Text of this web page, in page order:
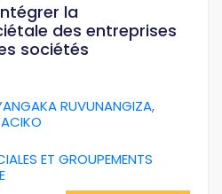
la
des entreprises
sociétés
RUVUNANGIZA,
ET GROUPEMENTS